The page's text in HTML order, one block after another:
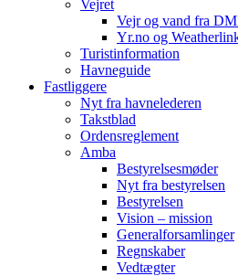
Vejret
Vejr og vand fra
Yr.no og
Turistinformation
Havneguide
Fastliggere
Nyt fra havnelederen
Takstblad
Ordensreglement
Amba
Bestyrelsesmøder
Nyt fra bestyrelsen
Bestyrelsen
Vision – mission
Generalforsamlinger
Regnskaber
Vedtægter